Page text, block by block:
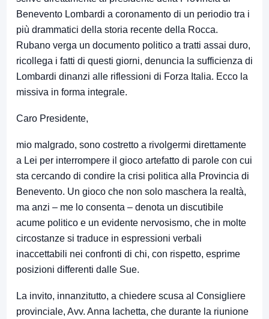
Benevento Lombardi a coronamento di un periodio tra i
più drammatici della storia recente della Rocca.
Rubano verga un documento politico a tratti assai duro,
ricollega i fatti di questi giorni, denuncia la sufficienza di
Lombardi dinanzi alle riflessioni di Forza Italia. Ecco la
missiva in forma integrale.
Caro Presidente,
mio malgrado, sono costretto a rivolgermi direttamente
a Lei per interrompere il gioco artefatto di parole con cui
sta cercando di condire la crisi politica alla Provincia di
Benevento. Un gioco che non solo maschera la realtà,
ma anzi – me lo consenta – denota un discutibile
acume politico e un evidente nervosismo, che in molte
circostanze si traduce in espressioni verbali
inaccettabili nei confronti di chi, con rispetto, esprime
posizioni differenti dalle Sue.
La invito, innanzitutto, a chiedere scusa al Consigliere
provinciale, Avv. Anna Iachetta, che durante la riunione